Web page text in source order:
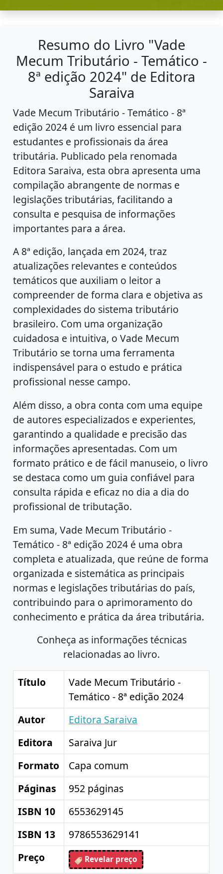
Resumo do Livro "Vade
Mecum Tributário - Temático -
8ª edição 2024" de Editora
Saraiva
Vade Mecum Tributário - Temático - 8ª
edição 2024 é um livro essencial para
estudantes e profissionais da área
tributária. Publicado pela renomada
Editora Saraiva, esta obra apresenta uma
compilação abrangente de normas e
legislações tributárias, facilitando a
consulta e pesquisa de informações
importantes para a área.
A 8ª edição, lançada em 2024, traz
atualizações relevantes e conteúdos
temáticos que auxiliam o leitor a
compreender de forma clara e objetiva as
complexidades do sistema tributário
brasileiro. Com uma organização
cuidadosa e intuitiva, o Vade Mecum
Tributário se torna uma ferramenta
indispensável para o estudo e prática
profissional nesse campo.
Além disso, a obra conta com uma equipe
de autores especializados e experientes,
garantindo a qualidade e precisão das
informações apresentadas. Com um
formato prático e de fácil manuseio, o livro
se destaca como um guia confiável para
consulta rápida e eficaz no dia a dia do
profissional de tributação.
Em suma, Vade Mecum Tributário -
Temático - 8ª edição 2024 é uma obra
completa e atualizada, que reúne de forma
organizada e sistemática as principais
normas e legislações tributárias do país,
contribuindo para o aprimoramento do
conhecimento e prática da área tributária.
Conheça as informações técnicas
relacionadas ao livro.
Título
Vade Mecum Tributário -
Temático - 8ª edição 2024
Autor
Editora Saraiva
Editora
Saraiva Jur
Formato
Capa comum
Páginas
952 páginas
ISBN 10
6553629145
ISBN 13
9786553629141
Preço
Revelar preço